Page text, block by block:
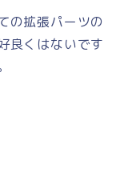
の拡張パーツの
良くはないです